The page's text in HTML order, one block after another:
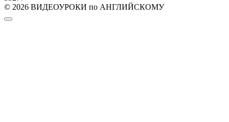
© 2026 ВИДЕОУРОКИ по АНГЛИЙСКОМУ